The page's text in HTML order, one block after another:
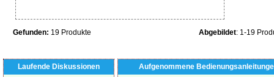
Gefunden: 19 Produkte Abgebildet: 1-19
Laufende Diskussionen
Aufgenommene